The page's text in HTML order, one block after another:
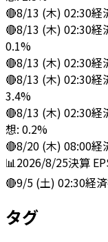
🔴8/13 (木) 02:30経
🔴8/13 (木) 02:30経
0.1%
🔴8/13 (木) 02:30経
🔴8/13 (木) 02:30経
3.4%
🔴8/13 (木) 02:30経
想: 0.2%
🔴8/20 (木) 08:00経
📊2026/8/25決算
🔴9/5 (土) 02:30経
タグ